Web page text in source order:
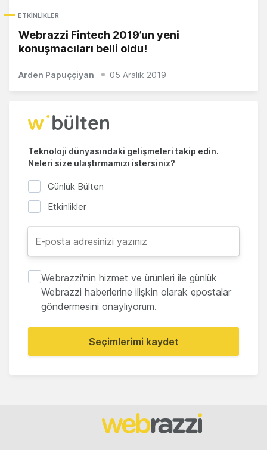
ETKINLIKLER
Webrazzi Fintech 2019’un yeni
konuşmacıları belli oldu!
Arden Papuççiyan 05 Aralık 2019
Teknoloji dünyasındaki gelişmeleri takip edin.
Neleri size ulaştırmamızı istersiniz?
Günlük Bülten
Etkinlikler
Webrazzi'nin hizmet ve ürünleri ile günlük
Webrazzi haberlerine ilişkin olarak epostalar
göndermesini onaylıyorum.
Seçimlerimi kaydet